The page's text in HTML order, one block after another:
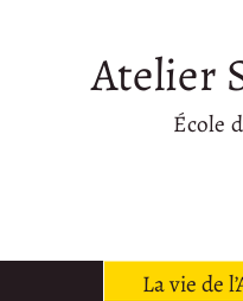
Atelier
École
La vie de